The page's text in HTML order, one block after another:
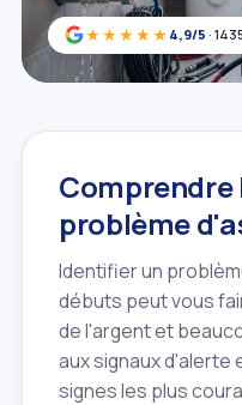
★★★★★ 4,9/5 ·
Comprendre
problème
Identifier un
débuts peut vous
de l'argent et
aux signaux d'alerte
signes les plus